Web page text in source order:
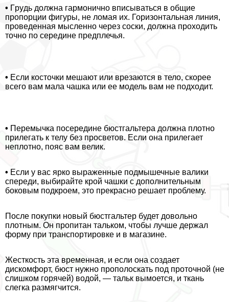
• Гpyдь должна гармонично вписываться в общие
пропорции фигуры, не ломая их. Горизонтальная линия,
проведенная мысленно через соски, должна проходить
точно по середине предплечья.
• Если косточки мешают или врезаются в тело, скорее
всего вам мала чашка или ее модель вам не подходит.
• Перемычка посередине бюcтгальтера должна плотно
прилегать к телу без просветов. Если она прилегает
неплотно, пояс вам велик.
• Если у вас ярко выраженные подмышечные валики
спереди, выбирайте крой чашки с дополнительным
боковым подкроем, это прекрасно решает проблему.
После покупки новый бюcтгальтер будет довольно
плотным. Он пропитан тальком, чтобы лучше держал
форму при трaнcпортировке и в магазине.
Жесткость эта временная, и если она создает
дискомфорт, бюcт нужно прополоскать под проточной (не
слишком горячей) водой, — тальк вымоется, и ткань
слегка размягчится.